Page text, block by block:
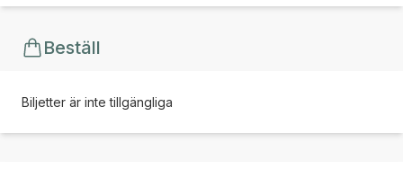
Beställ
Biljetter är inte tillgängliga